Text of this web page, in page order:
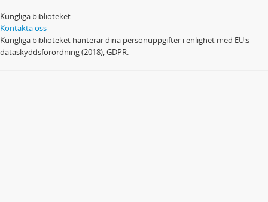
Kungliga biblioteket
Kontakta oss
Kungliga biblioteket hanterar dina personuppgifter i enlighet med EU:s
dataskyddsförordning (2018), GDPR.